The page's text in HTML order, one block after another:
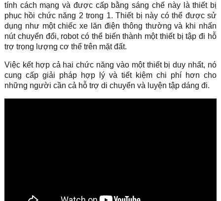
tính cách mạng và được cấp bằng sáng chế này là thiết bị
phục hồi chức năng 2 trong 1. Thiết bị này có thể được sử
dụng như một chiếc xe lăn điện thông thường và khi nhấn
nút chuyển đổi, robot có thể biến thành một thiết bị tập đi hỗ
trợ trọng lượng cơ thể trên mặt đất.
Việc kết hợp cả hai chức năng vào một thiết bị duy nhất, nó
cung cấp giải pháp hợp lý và tiết kiệm chi phí hơn cho
những người cần cả hỗ trợ di chuyển và luyện tập dáng đi.